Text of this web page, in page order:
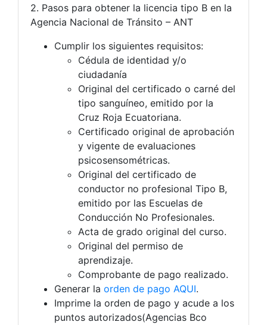
2. Pasos para obtener la licencia tipo B en la
Agencia Nacional de Tránsito – ANT
Cumplir los siguientes requisitos:
Cédula de identidad y/o
ciudadanía
Original del certificado o carné del
tipo sanguíneo, emitido por la
Cruz Roja Ecuatoriana.
Certificado original de aprobación
y vigente de evaluaciones
psicosensométricas.
Original del certificado de
conductor no profesional Tipo B,
emitido por las Escuelas de
Conducción No Profesionales.
Acta de grado original del curso.
Original del permiso de
aprendizaje.
Comprobante de pago realizado.
Generar la orden de pago AQUI.
Imprime la orden de pago y acude a los
puntos autorizados(Agencias Bco